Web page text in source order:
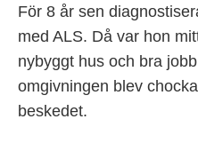
För 8 år sen
med ALS. Då var hon
nybyggt hus och bra
omgivningen blev
beskedet.